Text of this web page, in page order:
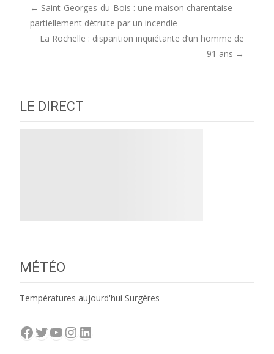
Post
navigation
← Saint-Georges-du-Bois : une maison charentaise
partiellement détruite par un incendie
La Rochelle : disparition inquiétante d’un homme de
91 ans →
LE DIRECT
MÉTÉO
Températures aujourd'hui Surgères
Facebook
Twitter
YouTube
Instagram
LinkedIn